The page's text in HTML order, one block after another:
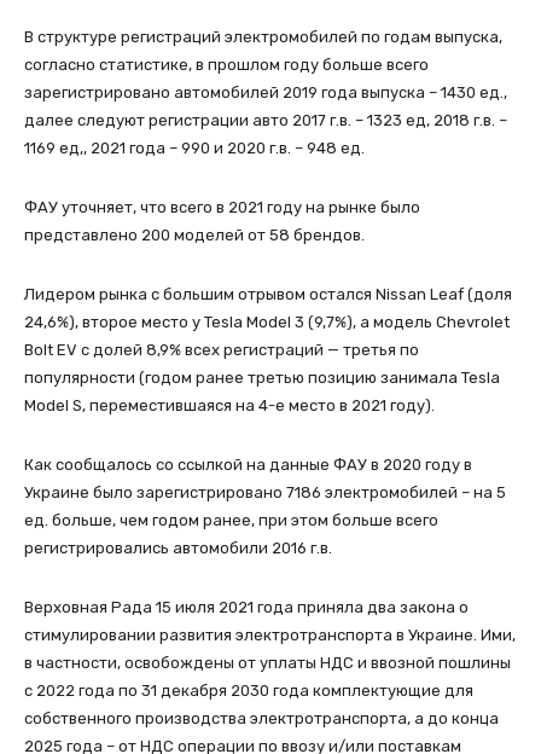
В структуре регистраций электромобилей по годам выпуска,
согласно статистике, в прошлом году больше всего
зарегистрировано автомобилей 2019 года выпуска – 1430 ед.,
далее следуют регистрации авто 2017 г.в. – 1323 ед, 2018 г.в. –
1169 ед,, 2021 года – 990 и 2020 г.в. – 948 ед.
ФАУ уточняет, что всего в 2021 году на рынке было
представлено 200 моделей от 58 брендов.
Лидером рынка с большим отрывом остался Nissan Leaf (доля
24,6%), второе место у Tesla Model 3 (9,7%), а модель Chevrolet
Bolt EV с долей 8,9% всех регистраций — третья по
популярности (годом ранее третью позицию занимала Tesla
Model S, переместившаяся на 4-е место в 2021 году).
Как сообщалось со ссылкой на данные ФАУ в 2020 году в
Украине было зарегистрировано 7186 электромобилей – на 5
ед. больше, чем годом ранее, при этом больше всего
регистрировались автомобили 2016 г.в.
Верховная Рада 15 июля 2021 года приняла два закона о
стимулировании развития электротранспорта в Украине. Ими,
в частности, освобождены от уплаты НДС и ввозной пошлины
с 2022 года по 31 декабря 2030 года комплектующие для
собственного производства электротранспорта, а до конца
2025 года – от НДС операции по ввозу и/или поставкам